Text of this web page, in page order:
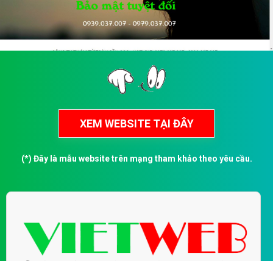
(*) Đây là mẫu website trên mạng tham khảo theo yêu cầu.